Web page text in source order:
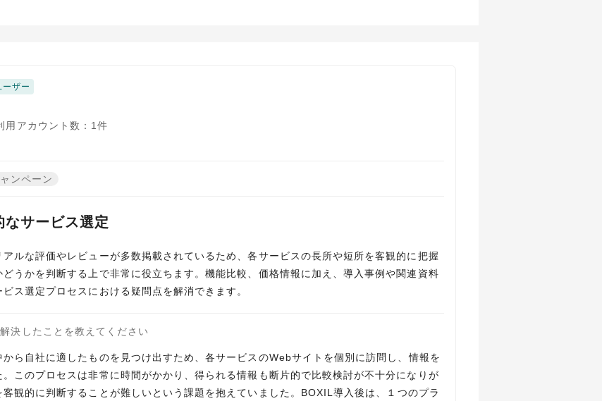
ーザー
用アカウント数：1件
ンペーン
サービス選定
ルな評価やレビューが多数掲載されているため、各サービスの長所や短所を客観的に把握
うかを判断する上で非常に役立ちます。機能比較、価格情報に加え、導入事例や関連資料
ス選定プロセスにおける疑問点を解消できます。
決したことを教えてください
ら自社に適したものを見つけ出すため、各サービスのWebサイトを個別に訪問し、情報を
このプロセスは非常に時間がかかり、得られる情報も断片的で比較検討が不十分になりが
観的に判断することが難しいという課題を抱えていました。BOXIL導入後は、１つのプラ